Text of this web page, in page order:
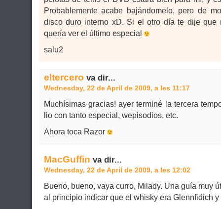
Probablemente acabe bajándomelo, pero de
disco duro interno xD. Si el otro día te dije que
quería ver el último especial
salu2
eltercero va dir...
Wednesday, 22 de April de 2009, a les 11:17
Muchísimas gracias! ayer terminé la tercera
lio con tanto especial, wepisodios, etc.
Ahora toca Razor
MacGuffin va dir...
Wednesday, 22 de April de 2009, a les 12:02
Bueno, bueno, vaya curro, Milady. Una guía muy
al principio indicar que el whisky era Glennfidich